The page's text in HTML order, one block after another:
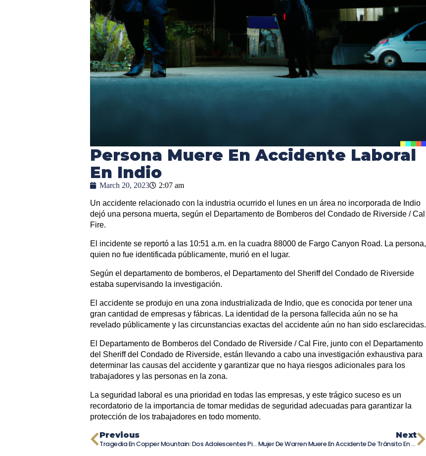
Persona Muere En Accidente Laboral
En Indio
March 20, 2023 2:07 am
Un accidente relacionado con la industria ocurrido el lunes en un área no incorporada de Indio
dejó una persona muerta, según el Departamento de Bomberos del Condado de Riverside / Cal
Fire.
El incidente se reportó a las 10:51 a.m. en la cuadra 88000 de Fargo Canyon Road. La persona,
quien no fue identificada públicamente, murió en el lugar.
Según el departamento de bomberos, el Departamento del Sheriff del Condado de Riverside
estaba supervisando la investigación.
El accidente se produjo en una zona industrializada de Indio, que es conocida por tener una
gran cantidad de empresas y fábricas. La identidad de la persona fallecida aún no se ha
revelado públicamente y las circunstancias exactas del accidente aún no han sido esclarecidas.
El Departamento de Bomberos del Condado de Riverside / Cal Fire, junto con el Departamento
del Sheriff del Condado de Riverside, están llevando a cabo una investigación exhaustiva para
determinar las causas del accidente y garantizar que no haya riesgos adicionales para los
trabajadores y las personas en la zona.
La seguridad laboral es una prioridad en todas las empresas, y este trágico suceso es un
recordatorio de la importancia de tomar medidas de seguridad adecuadas para garantizar la
protección de los trabajadores en todo momento.
Previous
Tragedia En Copper Mountain: Dos Adolescentes Pierden La Vida En Accidente De Trineo
Next
Mujer De Warren Muere En Accidente De Tránsito En Portage County